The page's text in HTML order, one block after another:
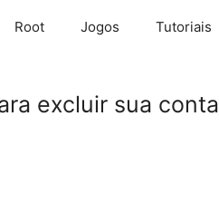
Root Jogos Tutoriais
excluir sua conta